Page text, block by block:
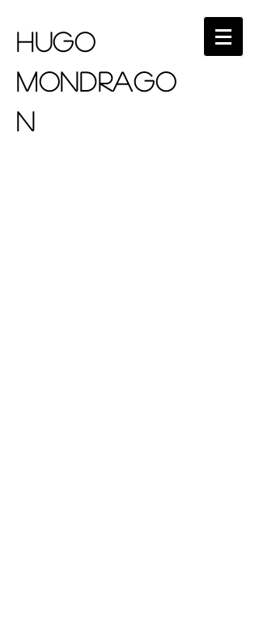
HUGO
MONDRAGO
N